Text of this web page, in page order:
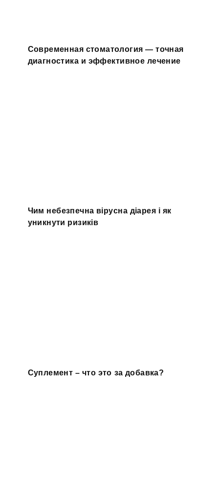
Современная стоматология — точная
диагностика и эффективное лечение
Чим небезпечна вірусна діарея і як
уникнути ризиків
Суплемент – что это за добавка?